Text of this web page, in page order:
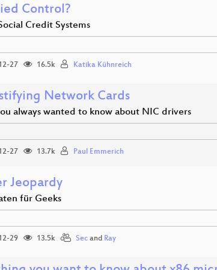
Control?
Credit Systems
27 16.5k Katika Kühnreich
Network Cards
always wanted to know about NIC drivers
27 13.7k Paul Emmerich
Jeopardy
für Geeks
29 13.5k Sec and Ray